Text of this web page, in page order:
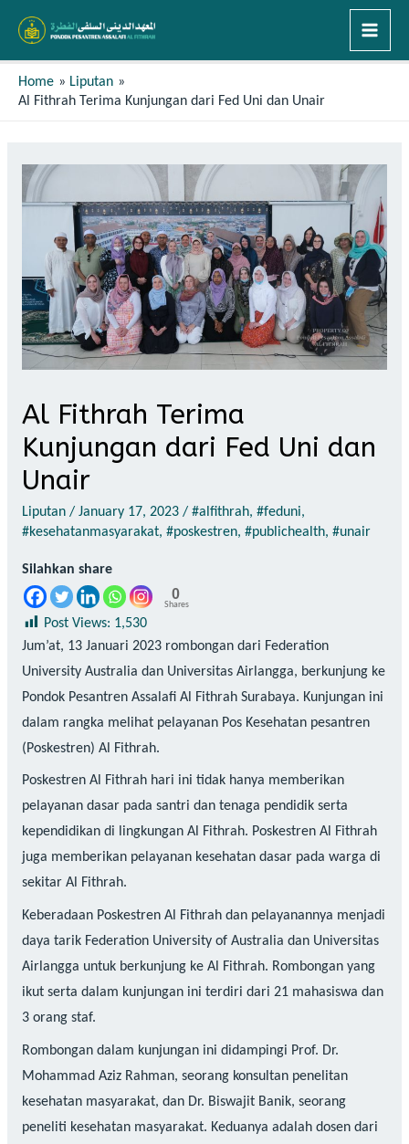
Home
Liputan
Al Fithrah Terima Kunjungan dari Fed Uni dan Unair
Al Fithrah Terima
Kunjungan dari Fed Uni dan
Unair
Liputan/ January 17, 2023/ #alfithrah, #feduni,
#kesehatanmasyarakat, #poskestren, #publichealth, #unair
Silahkan share
0
Shares
Post Views: 1,530
Jum’at, 13 Januari 2023 rombongan dari Federation
University Australia dan Universitas Airlangga, berkunjung ke
Pondok Pesantren Assalafi Al Fithrah Surabaya. Kunjungan ini
dalam rangka melihat pelayanan Pos Kesehatan pesantren
(Poskestren) Al Fithrah.
Poskestren Al Fithrah hari ini tidak hanya memberikan
pelayanan dasar pada santri dan tenaga pendidik serta
kependidikan di lingkungan Al Fithrah. Poskestren Al Fithrah
juga memberikan pelayanan kesehatan dasar pada warga di
sekitar Al Fithrah.
Keberadaan Poskestren Al Fithrah dan pelayanannya menjadi
daya tarik Federation University of Australia dan Universitas
Airlangga untuk berkunjung ke Al Fithrah. Rombongan yang
ikut serta dalam kunjungan ini terdiri dari 21 mahasiswa dan
3 orang staf.
Rombongan dalam kunjungan ini didampingi Prof. Dr.
Mohammad Aziz Rahman, seorang konsultan penelitan
kesehatan masyarakat, dan Dr. Biswajit Banik, seorang
peneliti kesehatan masyarakat. Keduanya adalah dosen dari